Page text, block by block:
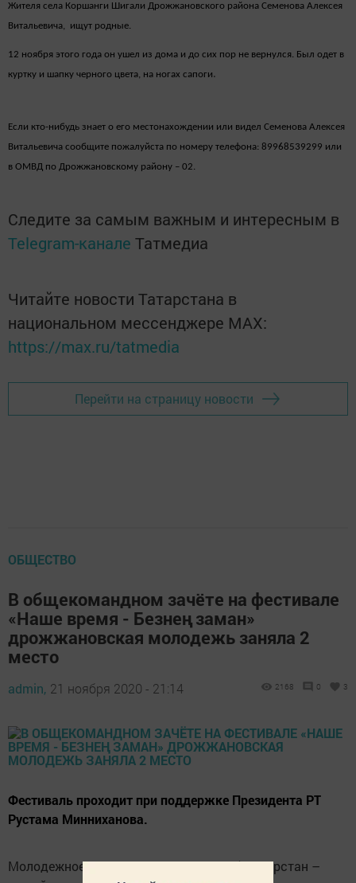
Жителя села Коршанги Шигали Дрожжановского района Семенова Алексея
Витальевича, ищут родные.
12 ноября этого года он ушел из дома и до сих пор не вернулся. Был одет в
куртку и шапку черного цвета, на ногах сапоги.
Если кто-нибудь знает о его местонахождении или видел Семенова Алексея
Витальевича сообщите пожалуйста по номеру телефона: 89968539299 или
в ОМВД по Дрожжановскому району – 02.
Следите за самым важным и интересным в
Telegram-канале Татмедиа
Читайте новости Татарстана в
национальном мессенджере MАХ:
https://max.ru/tatmedia
Перейти на страницу новости
ОБЩЕСТВО
В общекомандном зачёте на фестивале
«Наше время - Безнең заман»
дрожжановская молодежь заняла 2
место
admin, 21 ноября 2020 - 21:14 2168 0 3
Фестиваль проходит при поддержке Президента РТ
Рустама Минниханова.
Молодежное отделение «ТНВ» - «ТЯГ» («Татарстан –